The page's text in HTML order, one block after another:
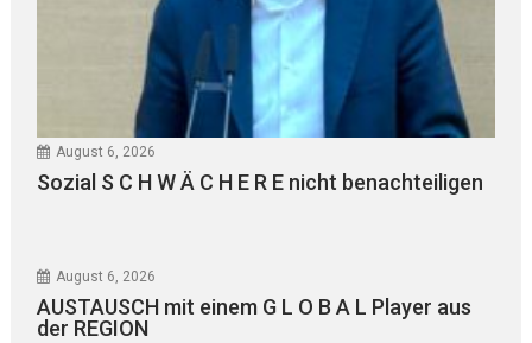
August 6, 2026
Sozial S C H W Ä C H E R E nicht benachteiligen
August 6, 2026
AUSTAUSCH mit einem G L O B A L Player aus
der REGION